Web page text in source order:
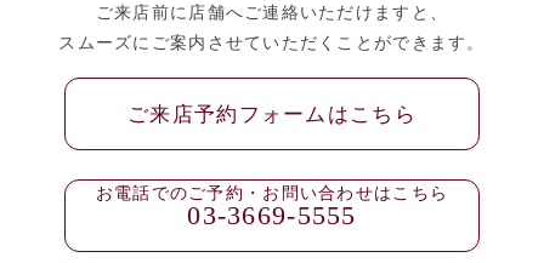
ご来店前に店舗へご連絡いただけますと、
スムーズにご案内させていただくことができます。
ご来店予約フォームはこちら
お電話でのご予約・お問い合わせはこちら
03-3669-5555